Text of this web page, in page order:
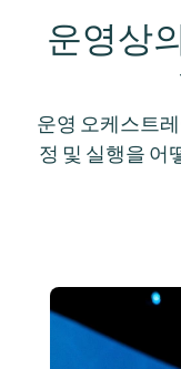
운영상
운영 오케스트
정 및 실행을 어